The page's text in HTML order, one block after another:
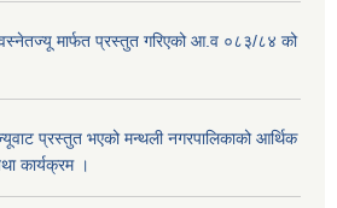
मार्फत प्रस्तुत गरिएको आ.व ०८३/८४ को
प्रस्तुत भएको मन्थली नगरपालिकाको आर्थिक
कार्यक्रम ।